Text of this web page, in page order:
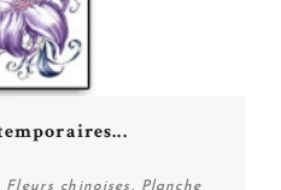
chinoises. Planche